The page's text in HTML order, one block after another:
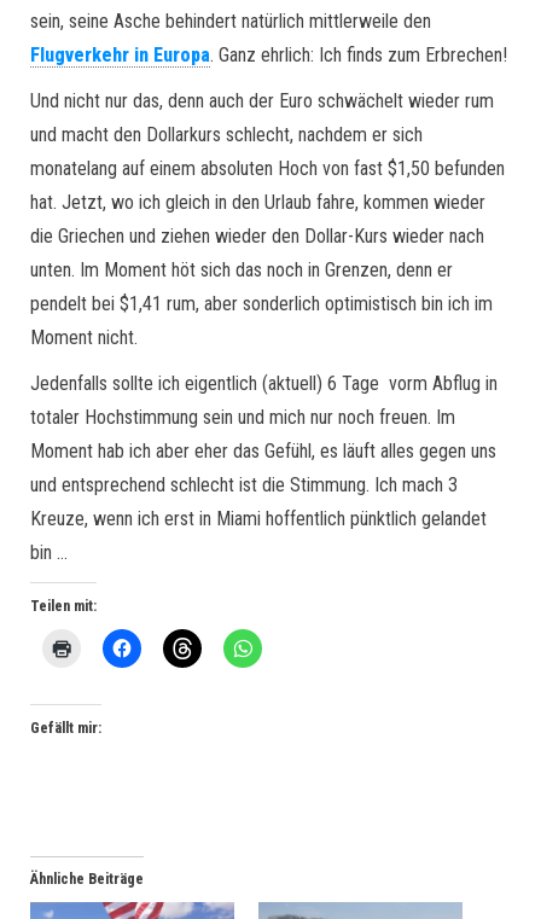
sein, seine Asche behindert natürlich mittlerweile den
Flugverkehr in Europa. Ganz ehrlich: Ich finds zum Erbrechen!
Und nicht nur das, denn auch der Euro schwächelt wieder rum
und macht den Dollarkurs schlecht, nachdem er sich
monatelang auf einem absoluten Hoch von fast $1,50 befunden
hat. Jetzt, wo ich gleich in den Urlaub fahre, kommen wieder
die Griechen und ziehen wieder den Dollar-Kurs wieder nach
unten. Im Moment höt sich das noch in Grenzen, denn er
pendelt bei $1,41 rum, aber sonderlich optimistisch bin ich im
Moment nicht.
Jedenfalls sollte ich eigentlich (aktuell) 6 Tage vorm Abflug in
totaler Hochstimmung sein und mich nur noch freuen. Im
Moment hab ich aber eher das Gefühl, es läuft alles gegen uns
und entsprechend schlecht ist die Stimmung. Ich mach 3
Kreuze, wenn ich erst in Miami hoffentlich pünktlich gelandet
bin …
Teilen mit:
Gefällt mir:
Ähnliche Beiträge